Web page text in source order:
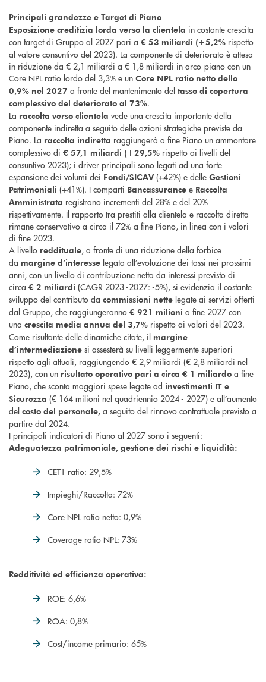
Principali grandezze e Target di Piano
Esposizione creditizia lorda verso la clientela in costante crescita
con target di Gruppo al 2027 pari a € 53 miliardi (+5,2% rispetto
al valore consuntivo del 2023). La componente di deteriorato è attesa
in riduzione da € 2,1 miliardi a € 1,8 miliardi in arco-piano con un
Core NPL ratio lordo del 3,3% e un Core NPL ratio netto dello
0,9% nel 2027 a fronte del mantenimento del tasso di copertura
complessivo del deteriorato al 73%.
La raccolta verso clientela vede una crescita importante della
componente indiretta a seguito delle azioni strategiche previste da
Piano. La raccolta indiretta raggiungerà a fine Piano un ammontare
complessivo di € 57,1 miliardi (+29,5% rispetto ai livelli del
consuntivo 2023); i driver principali sono legati ad una forte
espansione dei volumi dei Fondi/SICAV(+42%) e delle Gestioni
Patrimoniali (+41%). I comparti Bancassurance e Raccolta
Amministrata registrano incrementi del 28% e del 20%
rispettivamente. Il rapporto tra prestiti alla clientela e raccolta diretta
rimane conservativo a circa il 72% a fine Piano, in linea con i valori
di fine 2023.
A livello reddituale, a fronte di una riduzione della forbice
da margine d’interesse legata all’evoluzione dei tassi nei prossimi
anni, con un livello di contribuzione netta da interessi previsto di
circa € 2 miliardi (CAGR 2023 -2027: -5%), si evidenzia il costante
sviluppo del contributo da commissioni nette legate ai servizi offerti
dal Gruppo, che raggiungeranno € 921 milioni a fine 2027 con
una crescita media annua del 3,7% rispetto ai valori del 2023.
Come risultante delle dinamiche citate, il margine
d’intermediazione si assesterà su livelli leggermente superiori
rispetto agli attuali, raggiungendo € 2,9 miliardi (€ 2,8 miliardi nel
2023), con un risultato operativo pari a circa € 1 miliardo a fine
Piano, che sconta maggiori spese legate ad investimenti IT e
Sicurezza (€ 164 milioni nel quadriennio 2024 - 2027) e all’aumento
del costo del personale, a seguito del rinnovo contrattuale previsto a
partire dal 2024.
I principali indicatori di Piano al 2027 sono i seguenti:
Adeguatezza patrimoniale, gestione dei rischi e liquidità:
CET1 ratio: 29,5%
Impieghi/Raccolta: 72%
Core NPL ratio netto: 0,9%
Coverage ratio NPL: 73%
Redditività ed efficienza operativa:
ROE: 6,6%
ROA: 0,8%
Cost/income primario: 65%